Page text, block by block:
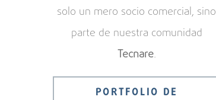
solo un mero socio comercial, sino
parte de nuestra comunidad
Tecnare.
PORTFOLIO DE